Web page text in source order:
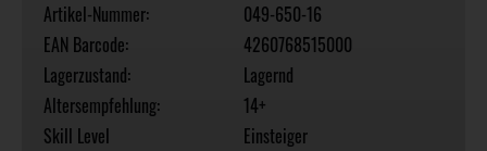
Artikel-Nummer:
049-650-16
EAN Barcode:
4260768515000
Lagerzustand:
Lagernd
Altersempfehlung:
14+
Skill Level
Einsteiger